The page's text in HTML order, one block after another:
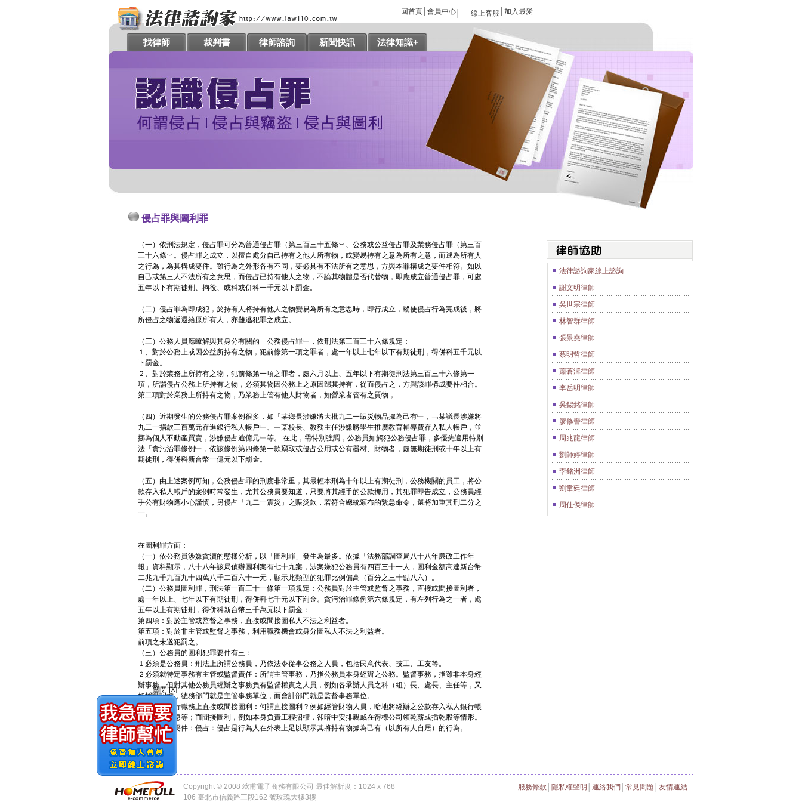
關閉 [X]
回首頁 會員中心 線上客服 加入最愛
找律師 裁判書 律師諮詢 新聞快訊 法律知識+
侵占罪與圖利罪
（一）依刑法規定，侵占罪可分為普通侵占罪（第三百三十五條︶、公務或公益侵占罪及業務侵占罪（第三百
三十六條︶。侵占罪之成立，以擅自處分自己持有之他人所有物，或變易持有之意為所有之意，而逕為所有人
之行為，為其構成要件。雖行為之外形各有不同，要必具有不法所有之意思，方與本罪構成之要件相符。如以
自己或第三人不法所有之意思，而侵占已持有他人之物，不論其物體是否代替物，即應成立普通侵占罪，可處
五年以下有期徒刑、拘役、或科或併科一千元以下罰金。
（二）侵占罪為即成犯，於持有人將持有他人之物變易為所有之意思時，即行成立，縱使侵占行為完成後，將
所侵占之物返還給原所有人，亦難逃犯罪之成立。
（三）公務人員應瞭解與其身分有關的「公務侵占罪﹂，依刑法第三百三十六條規定：
１、對於公務上或因公益所持有之物，犯前條第一項之罪者，處一年以上七年以下有期徒刑，得併科五千元以
下罰金。
２、對於業務上所持有之物，犯前條第一項之罪者，處六月以上、五年以下有期徒刑法第三百三十六條第一
項，所謂侵占公務上所持有之物，必須其物因公務上之原因歸其持有，從而侵占之，方與該罪構成要件相合。
第二項對於業務上所持有之物，乃業務上管有他人財物者，如營業者管有之質物，
（四）近期發生的公務侵占罪案例很多，如「某鄉長涉嫌將大批九二一賑災物品據為己有﹂，﹁某議長涉嫌將
九二一捐款三百萬元存進銀行私人帳戶﹂、﹁某校長、教務主任涉嫌將學生推廣教育輔導費存入私人帳戶，並
挪為個人不動產買賣，涉嫌侵占逾億元﹂等。 在此，需特別強調，公務員如觸犯公務侵占罪，多優先適用特別
法「貪污治罪條例﹂，依該條例第四條第一款竊取或侵占公用或公有器材、財物者，處無期徒刑或十年以上有
期徒刑，得併科新台幣一億元以下罰金。
（五）由上述案例可知，公務侵占罪的刑度非常重，其最輕本刑為十年以上有期徒刑，公務機關的員工，將公
款存入私人帳戶的案例時常發生，尤其公務員要知道，只要將其經手的公款挪用，其犯罪即告成立，公務員經
手公有財物應小心謹慎，另侵占「九二一震災」之賑災款，若符合總統頒布的緊急命令，還將加重其刑二分之
一。
在圖利罪方面：
（一）依公務員涉嫌貪瀆的態樣分析，以「圖利罪」發生為最多。依據「法務部調查局八十八年廉政工作年
報」資料顯示，八十八年該局偵辦圖利案有七十九案，涉案嫌犯公務員有四百三十一人，圖利金額高達新台幣
二兆九千九百九十四萬八千二百六十一元，顯示此類型的犯罪比例偏高（百分之三十點八六）。
（二）公務員圖利罪，刑法第一百三十一條第一項規定：公務員對於主管或監督之事務，直接或間接圖利者，
處一年以上、七年以下有期徒刑，得併科七千元以下罰金。貪污治罪條例第六條規定，有左列行為之一者，處
五年以上有期徒刑，得併科新台幣三千萬元以下罰金：
第四項：對於主管或監督之事務，直接或間接圖私人不法之利益者。
第五項：對於非主管或監督之事務，利用職務機會或身分圖私人不法之利益者。
前項之未遂犯罰之。
（三）公務員的圖利犯罪要件有三：
１必須是公務員：刑法上所謂公務員，乃依法令從事公務之人員，包括民意代表、技工、工友等。
２必須就特定事務有主管或監督責任：所謂主管事務，乃指公務員本身經辦之公務。監督事務，指雖非本身經
辦事務，但對其他公務員經辦之事務負有監督權責之人員，例如各承辦人員之科（組）長、處長、主任等，又
如採購招標，總務部門就是主管事務單位，而會計部門就是監督事務單位。
３必須在執行職務上直接或間接圖利：何謂直接圖利？例如經管財物人員，暗地將經辦之公款存入私人銀行帳
戶，賺取利息等；而間接圖利，例如本身負責工程招標，卻暗中安排親戚在得標公司領乾薪或插乾股等情形。
侵占罪構成要件：侵占：侵占是行為人在外表上足以顯示其將持有物據為己有（以所有人自居）的行為。
法律諮詢家線上諮詢
謝文明律師
吳世宗律師
林智群律師
張景堯律師
蔡明哲律師
蕭蒼澤律師
李岳明律師
吳錫銘律師
廖修譽律師
周兆龍律師
劉師婷律師
李銘洲律師
劉韋廷律師
周仕傑律師
服務條款 隱私權聲明 連絡我們 常見問題 友情連結
Copyright © 2008 竤甫電子商務有限公司 最佳解析度：1024 x 768
106 臺北市信義路三段162 號玫瑰大樓3樓